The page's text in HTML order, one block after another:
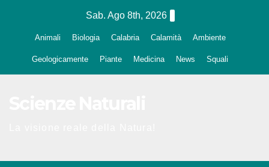
Sab. Ago 8th, 2026
Animali Biologia Calabria Calamità Ambiente
Geologicamente Piante Medicina News Squali